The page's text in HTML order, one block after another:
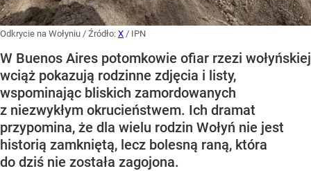
Odkrycie na Wołyniu / Źródło: X / IPN
W Buenos Aires potomkowie ofiar rzezi wołyńskiej
wciąż pokazują rodzinne zdjęcia i listy,
wspominając bliskich zamordowanych
z niezwykłym okrucieństwem. Ich dramat
przypomina, że dla wielu rodzin Wołyń nie jest
historią zamkniętą, lecz bolesną raną, która
do dziś nie została zagojona.